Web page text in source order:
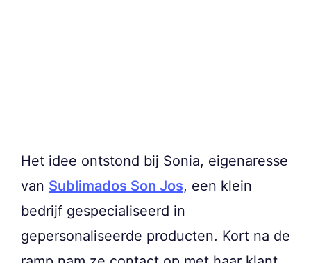
Het idee ontstond bij Sonia, eigenaresse
van Sublimados Son Jos, een klein
bedrijf gespecialiseerd in
gepersonaliseerde producten. Kort na de